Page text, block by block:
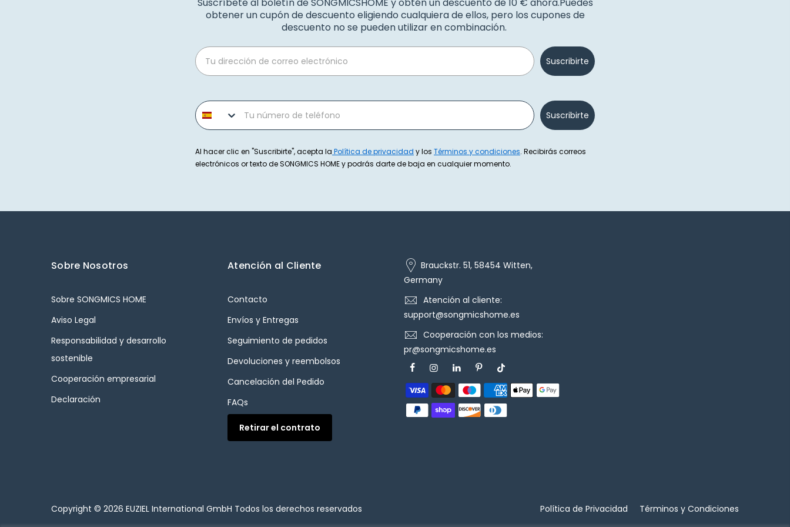
obtener un cupón de descuento eligiendo cualquiera de ellos, pero los cupones de
descuento no se pueden utilizar en combinación.
Email
Suscribirte
Phone number
Suscribirte
Al hacer clic en "Suscribirte", acepta la Política de privacidad y los Términos y condiciones. Recibirás correos
electrónicos or texto de SONGMICS HOME y podrás darte de baja en cualquier momento.
Sobre Nosotros
Sobre SONGMICS HOME
Aviso Legal
Responsabilidad y desarrollo
sostenible
Cooperación empresarial
Declaración
Atención al Cliente
Contacto
Envíos y Entregas
Seguimiento de pedidos
Devoluciones y reembolsos
Cancelación del Pedido
FAQs
Retirar el contrato
Brauckstr. 51, 58454 Witten,
Germany
Atención al cliente:
support@songmicshome.es
Cooperación con los medios:
pr@songmicshome.es
Copyright © 2026 EUZIEL International GmbH Todos los derechos reservados Política de Privacidad Términos y Condiciones